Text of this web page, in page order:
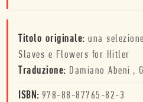
Titolo originale: una
Slaves e Flowers for Hitler
Traduzione: Damiano Abeni ,
ISBN: 978-88-87765-82-3